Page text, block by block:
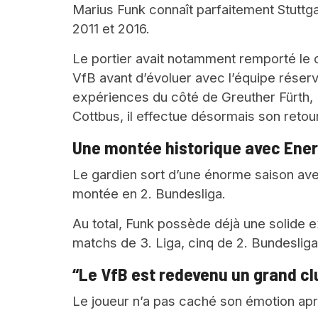
Marius Funk connaît parfaitement
2011 et 2016.
Le portier avait notamment remporté le
VfB avant d’évoluer avec l’équipe
expériences du côté de Greuther
Cottbus, il effectue désormais son
Une montée historique avec
Le gardien sort d’une énorme saison
montée en 2. Bundesliga.
Au total, Funk possède déjà une solide
matchs de 3. Liga, cinq de 2.
“Le VfB est redevenu un grand
Le joueur n’a pas caché son émotion